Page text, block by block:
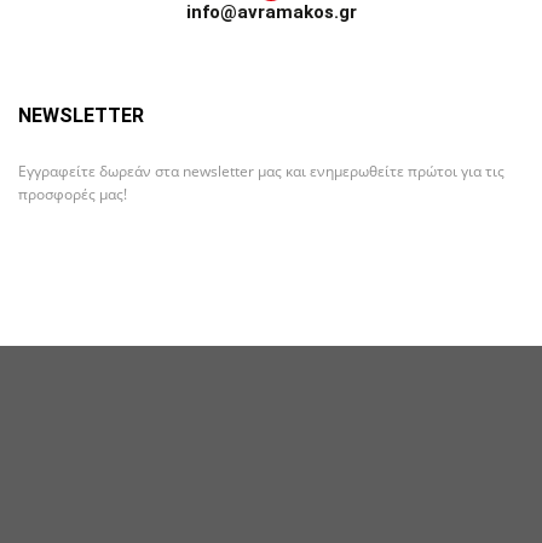
info@avramakos.gr
NEWSLETTER
Εγγραφείτε δωρεάν στα newsletter μας και ενημερωθείτε πρώτοι για τις
προσφορές μας!